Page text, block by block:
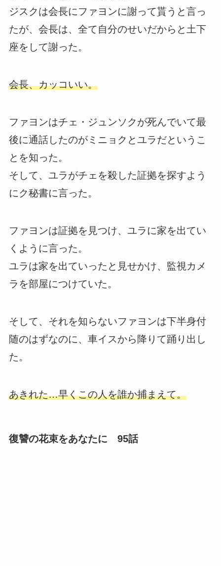
ジスクは会長にファヨンに謝って貰うと言っ
たが、会長は、全て自分のせいだからと土下
座をして謝った。
会長、カッコいい。
ファヨンはチェ・ジュンソクが死んでいて最
後に通話したのがミニョクとユラだというこ
とを知った。
そして、ユラがチェを殺した証拠を探すよう
にク秘書に言った。
ファヨンは証拠を見つけ、ユラに家を出てい
くように言った。
ユラは家を出ていったと見せかけ、監視カメ
ラを部屋につけていた。
そして、それを知らないファヨンは下半身付
随のはずなのに、車イスから降りて踊り出し
た。
あきれた…早くこの人を誰か捕まえて。
復讐の花束をあなたに 95話